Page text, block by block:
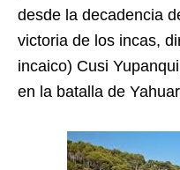
desde la decadencia
victoria de los incas,
incaico) Cusi
en la batalla de